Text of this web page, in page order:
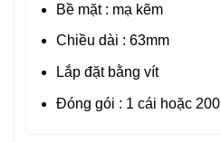
Bề mặt : mạ kẽm
Chiều dài : 63mm
Lắp đặt bằng vít
Đóng gói : 1 cái hoặc